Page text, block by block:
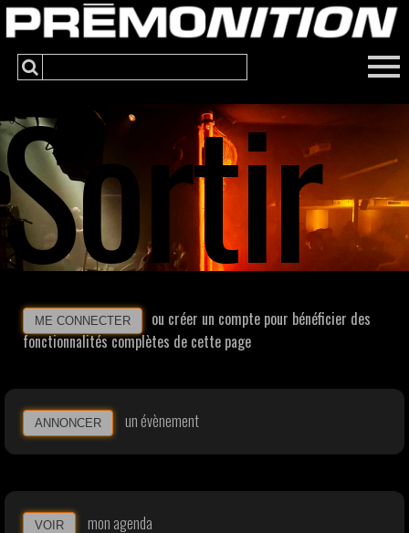
Sortir
ME CONNECTER
ou créer un compte pour bénéficier des
fonctionnalités complètes de cette page
ANNONCER un évènement
VOIR mon agenda